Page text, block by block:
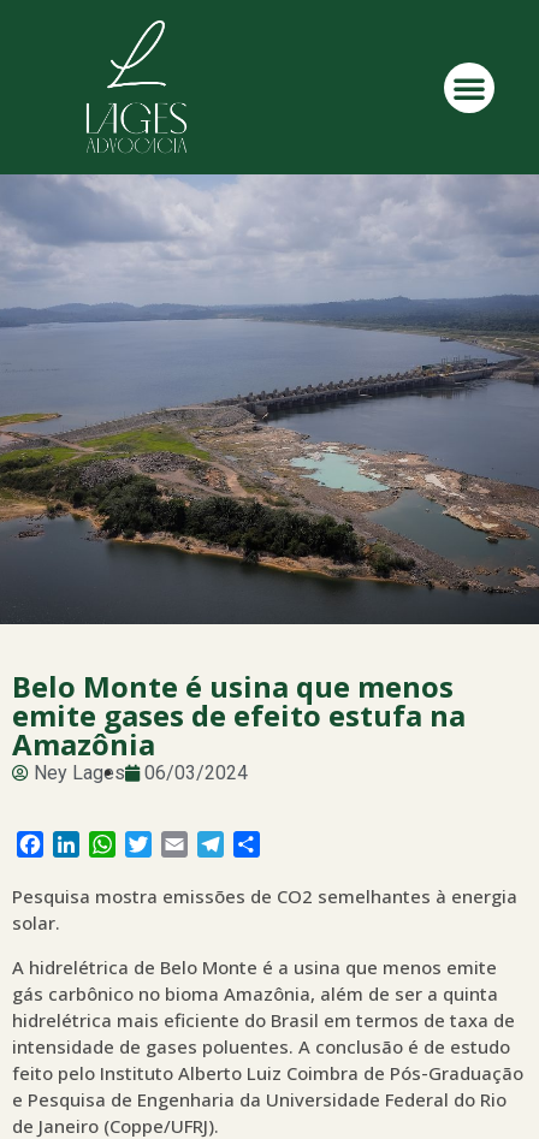
Belo Monte é usina que menos
emite gases de efeito estufa na
Amazônia
Ney Lages 06/03/2024
Facebook
LinkedInWhatsApp
Twitter
Email Telegram
Pesquisa mostra emissões de CO2 semelhantes à energia
solar.
A hidrelétrica de Belo Monte é a usina que menos emite
gás carbônico no bioma Amazônia, além de ser a quinta
hidrelétrica mais eficiente do Brasil em termos de taxa de
intensidade de gases poluentes. A conclusão é de estudo
feito pelo Instituto Alberto Luiz Coimbra de Pós-Graduação
e Pesquisa de Engenharia da Universidade Federal do Rio
de Janeiro (Coppe/UFRJ).